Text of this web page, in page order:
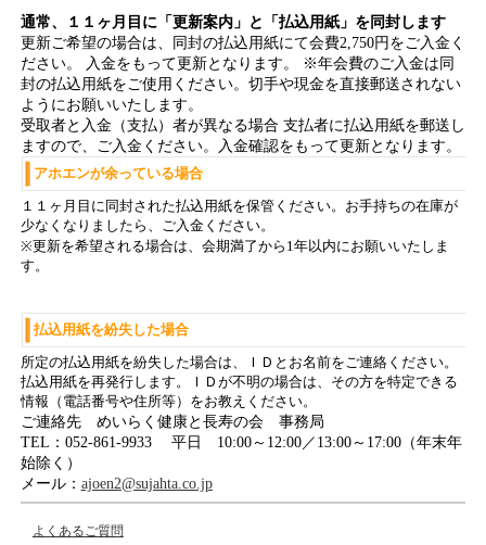
通常、１１ヶ月目に「更新案内」と「払込用紙」を同封します
更新ご希望の場合は、同封の払込用紙にて会費2,750円をご入金く
ださい。 入金をもって更新となります。 ※年会費のご入金は同
封の払込用紙をご使用ください。切手や現金を直接郵送されない
ようにお願いいたします。
受取者と入金（支払）者が異なる場合 支払者に払込用紙を郵送し
ますので、ご入金ください。入金確認をもって更新となります。
アホエンが余っている場合
１１ヶ月目に同封された払込用紙を保管ください。お手持ちの在庫が
少なくなりましたら、ご入金ください。
※更新を希望される場合は、会期満了から1年以内にお願いいたしま
す。
払込用紙を紛失した場合
所定の払込用紙を紛失した場合は、ＩＤとお名前をご連絡ください。
払込用紙を再発行します。ＩＤが不明の場合は、その方を特定できる
情報（電話番号や住所等）をお教えください。
ご連絡先 めいらく健康と長寿の会 事務局
TEL：052-861-9933 平日 10:00～12:00／13:00～17:00（年末年
始除く）
メール： ajoen2@sujahta.co.jp
よくあるご質問